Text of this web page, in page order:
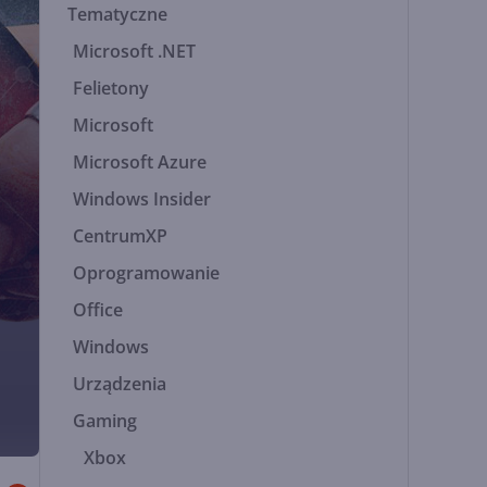
Tematyczne
Microsoft .NET
Felietony
Microsoft
Microsoft Azure
Windows Insider
CentrumXP
Oprogramowanie
Office
Windows
Urządzenia
Gaming
Xbox